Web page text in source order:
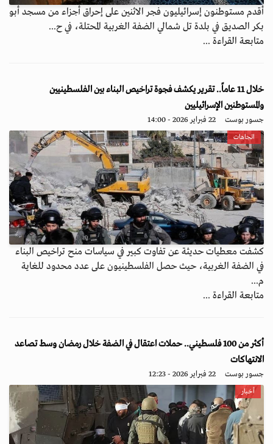
أقدم مستوطنون إسرائيليون فجر الاثنين على إحراق أجزاء من مسجد أبو
بكر الصديق في بلدة تل شمالي الضفة الغربية المحتلة، في ح...
متابعة القراءة ...
خلال 11 عاماً.. تقرير يكشف فجوة تراخيص البناء بين الفلسطينيين
والمستوطنين الإسرائيليين
جسور بوست 22 فبراير 2026 - 14:00
اتجاهات
كشفت معطيات حديثة عن تفاوت كبير في سياسات منح تراخيص البناء
في الضفة الغربية، حيث حصل الفلسطينيون على عدد محدود للغاية
م...
متابعة القراءة ...
أكثر من 100 فلسطيني.. حملات اعتقال في الضفة خلال رمضان وسط تصاعد
الانتهاكات
جسور بوست 22 فبراير 2026 - 12:23
أخبار